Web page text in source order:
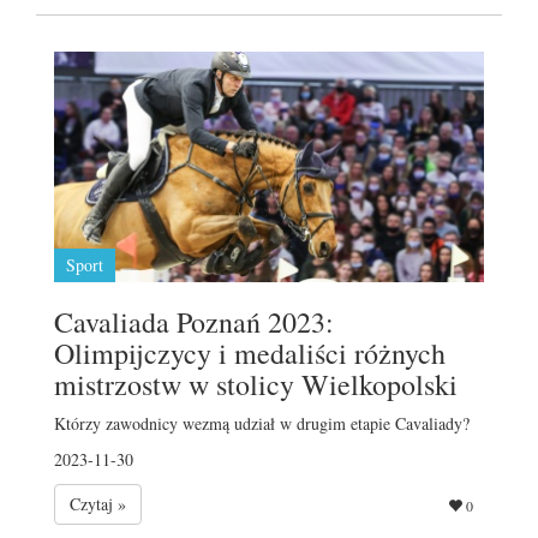
Sport
Cavaliada Poznań 2023:
Olimpijczycy i medaliści różnych
mistrzostw w stolicy Wielkopolski
Którzy zawodnicy wezmą udział w drugim etapie Cavaliady?
2023-11-30
Czytaj »
0